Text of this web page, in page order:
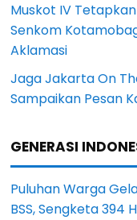
Muskot IV
Senkom
Aklamasi
Jaga Jakarta On
Sampaikan Pesan
GENERASI
Puluhan Warga
BSS, Sengketa 394